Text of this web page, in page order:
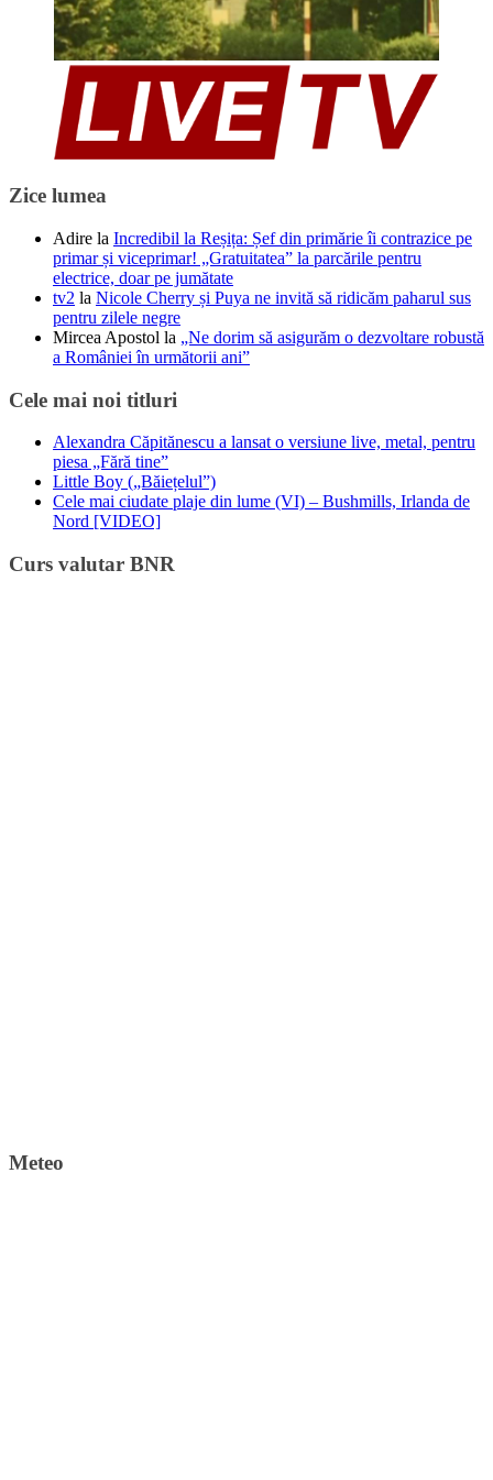
Zice lumea
Adire la Incredibil la Reșița: Șef din primărie îi contrazice pe
primar și viceprimar! „Gratuitatea” la parcările pentru
electrice, doar pe jumătate
tv2 la Nicole Cherry și Puya ne invită să ridicăm paharul sus
pentru zilele negre
Mircea Apostol la „Ne dorim să asigurăm o dezvoltare robustă
a României în următorii ani”
Cele mai noi titluri
Alexandra Căpitănescu a lansat o versiune live, metal, pentru
piesa „Fără tine”
Little Boy („Băiețelul”)
Cele mai ciudate plaje din lume (VI) – Bushmills, Irlanda de
Nord [VIDEO]
Curs valutar BNR
Meteo